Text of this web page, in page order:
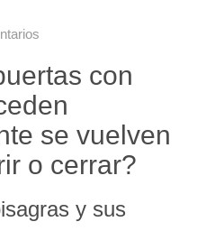
con
se vuelven
o cerrar?
y sus